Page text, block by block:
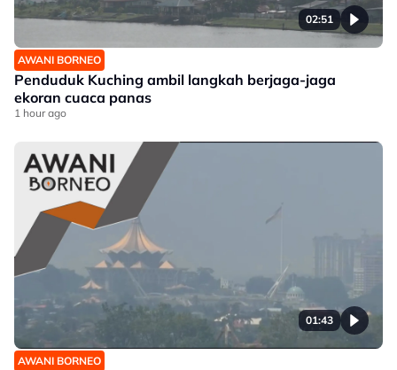
02:51
AWANI BORNEO
Penduduk Kuching ambil langkah berjaga-jaga
ekoran cuaca panas
1 hour ago
01:43
AWANI BORNEO